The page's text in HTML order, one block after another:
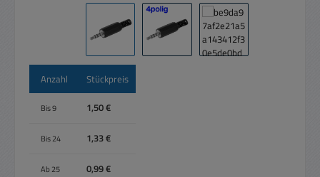
Anzahl Stückpreis
Bis9 1,50 €
Bis24 1,33 €
Ab 25 0,99 €